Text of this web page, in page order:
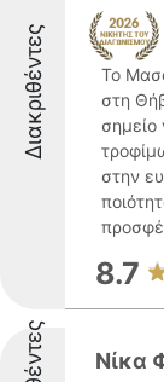
Διακριθέντες
Το
στη
σημείο
στην
8.7
Νίκα